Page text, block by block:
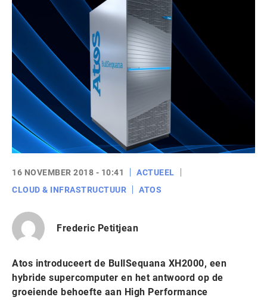
16 NOVEMBER 2018 - 10:41
ACTUEEL
CLOUD & INFRASTRUCTUUR
ATOS
Frederic Petitjean
Atos introduceert de BullSequana XH2000, een
hybride supercomputer en het antwoord op de
groeiende behoefte aan High Performance